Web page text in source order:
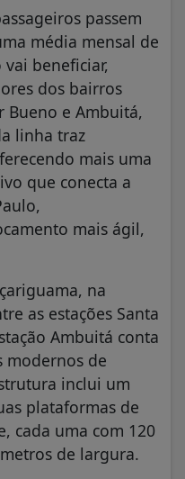
passem
média mensal de
vai beneficiar,
dos bairros
Bueno e Ambuitá,
linha traz
mais uma
que conecta a
mais ágil,
na
as estações Santa
Ambuitá conta
modernos de
inclui um
plataformas de
cada uma com 120
de largura.